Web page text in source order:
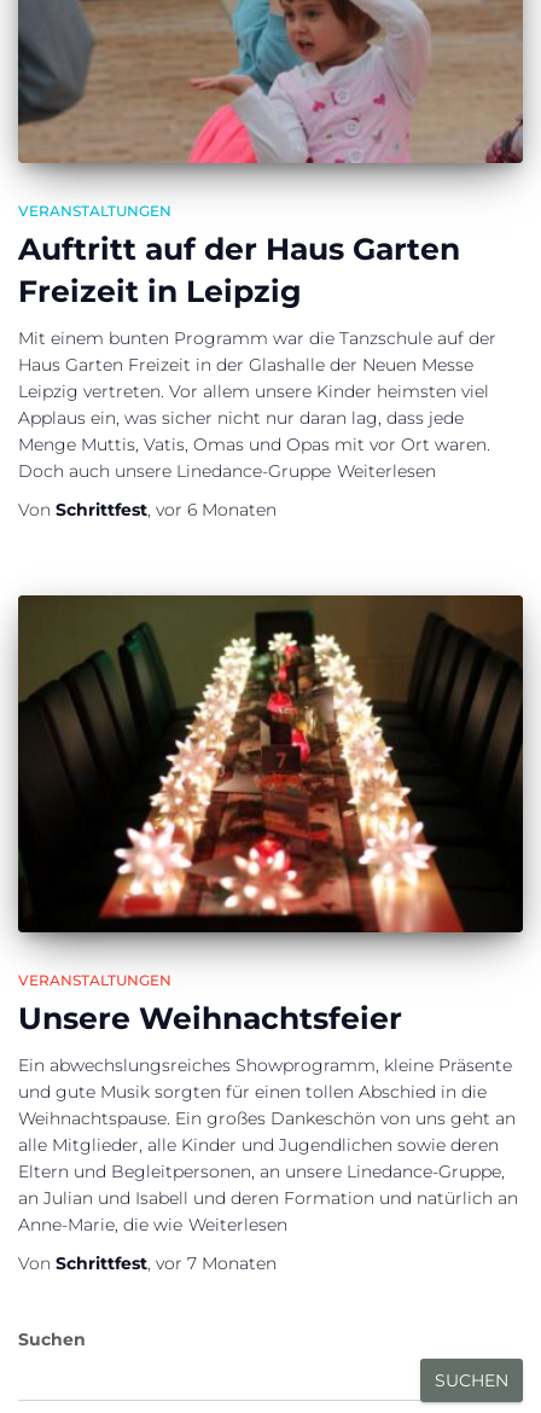
VERANSTALTUNGEN
Auftritt auf der Haus Garten
Freizeit in Leipzig
Mit einem bunten Programm war die Tanzschule auf der
Haus Garten Freizeit in der Glashalle der Neuen Messe
Leipzig vertreten. Vor allem unsere Kinder heimsten viel
Applaus ein, was sicher nicht nur daran lag, dass jede
Menge Muttis, Vatis, Omas und Opas mit vor Ort waren.
Doch auch unsere Linedance-Gruppe Weiterlesen
Von Schrittfest, vor 6 Monaten
VERANSTALTUNGEN
Unsere Weihnachtsfeier
Ein abwechslungsreiches Showprogramm, kleine Präsente
und gute Musik sorgten für einen tollen Abschied in die
Weihnachtspause. Ein großes Dankeschön von uns geht an
alle Mitglieder, alle Kinder und Jugendlichen sowie deren
Eltern und Begleitpersonen, an unsere Linedance-Gruppe,
an Julian und Isabell und deren Formation und natürlich an
Anne-Marie, die wie Weiterlesen
Von Schrittfest, vor 7 Monaten
Suchen
SUCHEN